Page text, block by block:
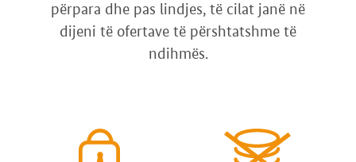
përpara dhe pas lindjes, të cilat janë në
dijeni të ofertave të përshtatshme të
ndihmës.